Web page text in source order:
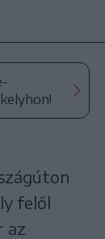
felől
az